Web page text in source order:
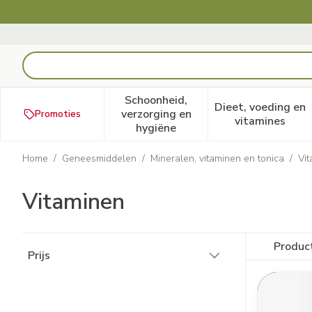
Product, merk, categorie...
Promoties
Schoonheid,
verzorging en
hygiëne
Toon submenu voor
Dieet, voeding en
vitamines
Toon
Home / Geneesmiddelen / Mineralen, vitaminen en tonica /
Vitaminen
Prijs